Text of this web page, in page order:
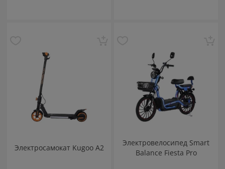
Электросамокат Kugoo A2
Электровелосипед Smart
Balance Fiesta Pro